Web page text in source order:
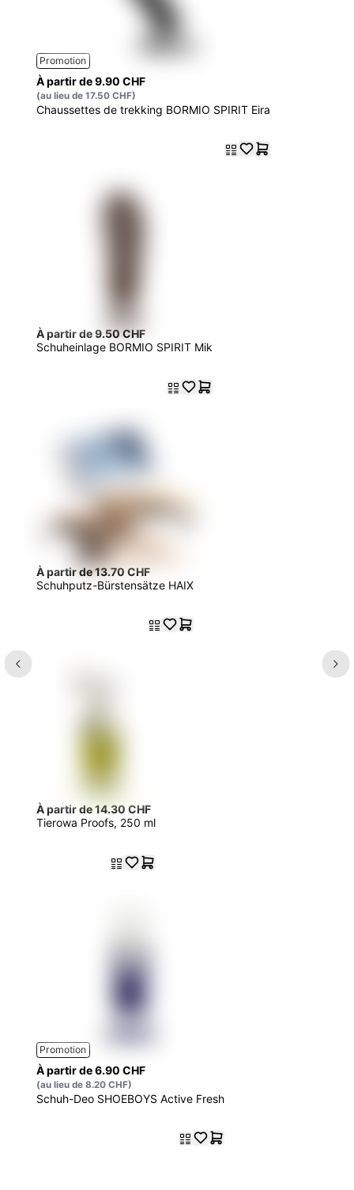
Promotion
À partir de 9.90 CHF
(au lieu de 17.50 CHF)
Chaussettes de trekking BORMIO SPIRIT Eira
À partir de 9.50 CHF
Schuheinlage BORMIO SPIRIT Mik
À partir de 13.70 CHF
Schuhputz-Bürstensätze HAIX
À partir de 14.30 CHF
Tierowa Proofs, 250 ml
Promotion
À partir de 6.90 CHF
(au lieu de 8.20 CHF)
Schuh-Deo SHOEBOYS Active Fresh